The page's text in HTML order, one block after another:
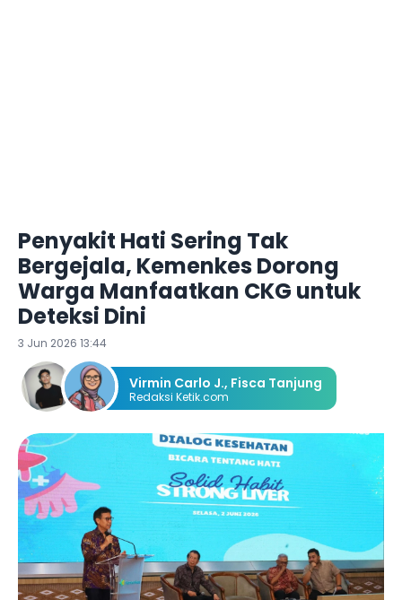
Penyakit Hati Sering Tak
Bergejala, Kemenkes Dorong
Warga Manfaatkan CKG untuk
Deteksi Dini
3 Jun 2026 13:44
Virmin Carlo J., Fisca Tanjung
Redaksi Ketik.com